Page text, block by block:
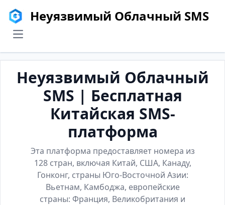
Неуязвимый Облачный SMS
menu
Неуязвимый Облачный
SMS | Бесплатная
Китайская SMS-
платформа
Эта платформа предоставляет номера из
128 стран, включая Китай, США, Канаду,
Гонконг, страны Юго-Восточной Азии:
Вьетнам, Камбоджа, европейские
страны: Франция, Великобритания и